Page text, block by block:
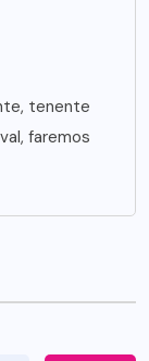
tenente
faremos